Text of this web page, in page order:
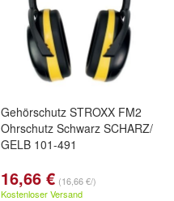
Gehörschutz STROXX FM2
Ohrschutz Schwarz SCHARZ/
GELB 101-491
16,66 € (16,66 €/)
Kostenloser Versand